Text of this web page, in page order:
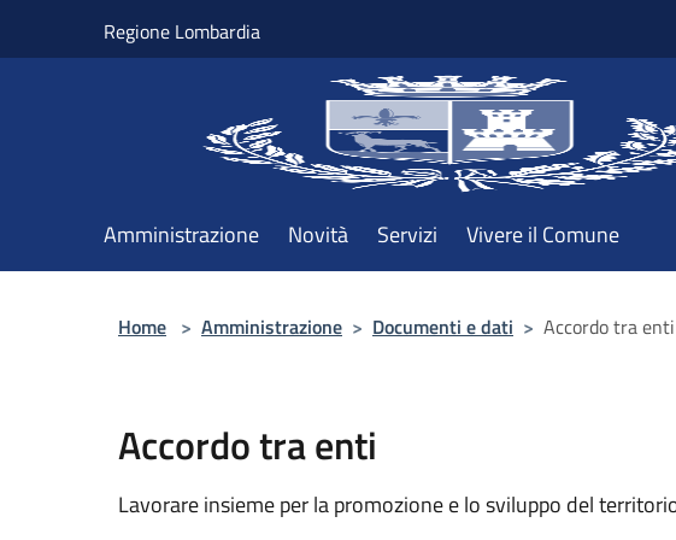
Regione Lombardia
Amministrazione Novità Servizi Vivere il Comune
Home > Amministrazione > Documenti e dati > Accordo tra enti
Accordo tra enti
Lavorare insieme per la promozione e lo sviluppo del